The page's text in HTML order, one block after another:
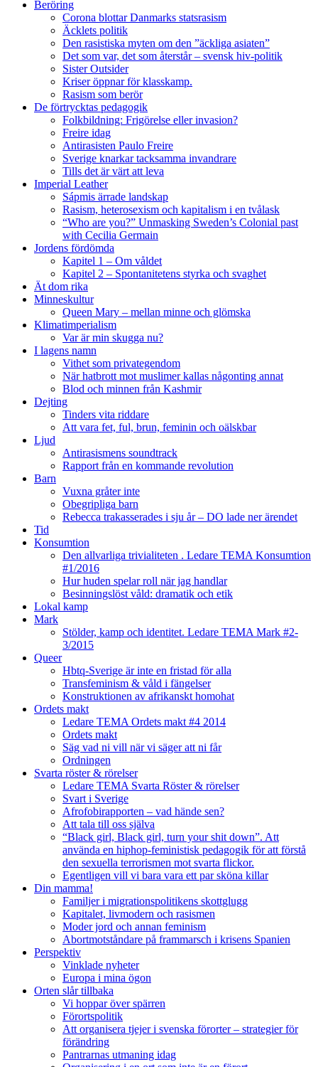
Beröring
Corona blottar Danmarks statsrasism
Äcklets politik
Den rasistiska myten om den ”äckliga asiaten”
Det som var, det som återstår – svensk hiv-politik
Sister Outsider
Kriser öppnar för klasskamp.
Rasism som berör
De förtrycktas pedagogik
Folkbildning: Frigörelse eller invasion?
Freire idag
Antirasisten Paulo Freire
Sverige knarkar tacksamma invandrare
Tills det är värt att leva
Imperial Leather
Sápmis ärrade landskap
Rasism, heterosexism och kapitalism i en tvålask
“Who are you?” Unmasking Sweden’s Colonial past
with Cecilia Germain
Jordens fördömda
Kapitel 1 – Om våldet
Kapitel 2 – Spontanitetens styrka och svaghet
Ät dom rika
Minneskultur
Queen Mary – mellan minne och glömska
Klimatimperialism
Var är min skugga nu?
I lagens namn
Vithet som privategendom
När hatbrott mot muslimer kallas någonting annat
Blod och minnen från Kashmir
Dejting
Tinders vita riddare
Att vara fet, ful, brun, feminin och oälskbar
Ljud
Antirasismens soundtrack
Rapport från en kommande revolution
Barn
Vuxna gråter inte
Obegripliga barn
Rebecca trakasserades i sju år – DO lade ner ärendet
Tid
Konsumtion
Den allvarliga trivialiteten . Ledare TEMA Konsumtion
#1/2016
Hur huden spelar roll när jag handlar
Besinningslöst våld: dramatik och etik
Lokal kamp
Mark
Stölder, kamp och identitet. Ledare TEMA Mark #2-
3/2015
Queer
Hbtq-Sverige är inte en fristad för alla
Transfeminism & våld i fängelser
Konstruktionen av afrikanskt homohat
Ordets makt
Ledare TEMA Ordets makt #4 2014
Ordets makt
Säg vad ni vill när vi säger att ni får
Ordningen
Svarta röster & rörelser
Ledare TEMA Svarta Röster & rörelser
Svart i Sverige
Afrofobirapporten – vad hände sen?
Att tala till oss själva
“Black girl, Black girl, turn your shit down”. Att
använda en hiphop-feministisk pedagogik för att förstå
den sexuella terrorismen mot svarta flickor.
Egentligen vill vi bara vara ett par sköna killar
Din mamma!
Familjer i migrationspolitikens skottglugg
Kapitalet, livmodern och rasismen
Moder jord och annan feminism
Abortmotståndare på frammarsch i krisens Spanien
Perspektiv
Vinklade nyheter
Europa i mina ögon
Orten slår tillbaka
Vi hoppar över spärren
Förortspolitik
Att organisera tjejer i svenska förorter – strategier för
förändring
Pantrarnas utmaning idag